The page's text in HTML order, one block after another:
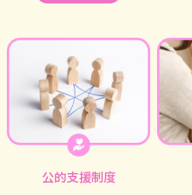
公的⽀援制度